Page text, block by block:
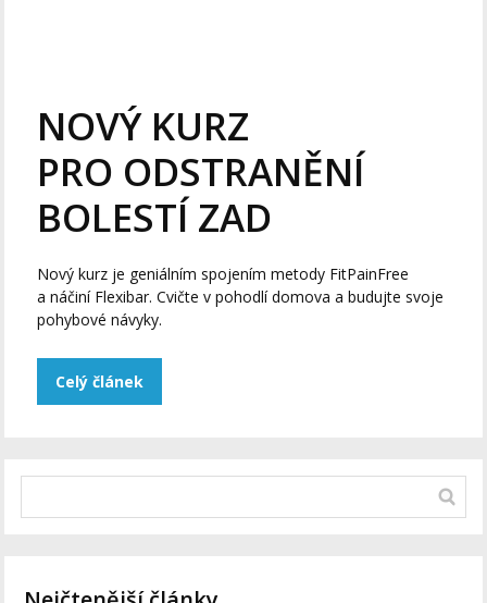
NOVÝ KURZ
PRO ODSTRANĚNÍ
BOLESTÍ ZAD
Nový kurz je geniálním spojením metody FitPainFree
a náčiní Flexibar. Cvičte v pohodlí domova a budujte svoje
pohybové návyky.
Celý článek